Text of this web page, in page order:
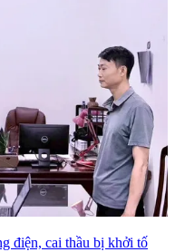
điện, cai thầu bị khởi tố